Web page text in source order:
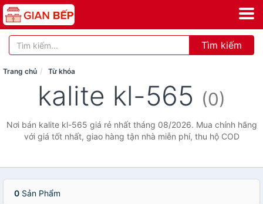
Tìm kiếm
Trang chủ Từ khóa
kalite kl-565 (0)
Nơi bán kalite kl-565 giá rẻ nhất tháng 08/2026. Mua chính hãng
với giá tốt nhất, giao hàng tận nhà miễn phí, thu hộ COD
0 Sản Phẩm